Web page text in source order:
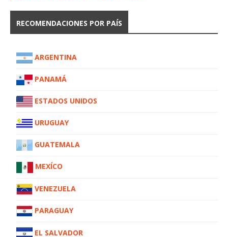
RECOMENDACIONES POR PAÍS
ARGENTINA
PANAMÁ
ESTADOS UNIDOS
URUGUAY
GUATEMALA
MEXÍCO
VENEZUELA
PARAGUAY
EL SALVADOR